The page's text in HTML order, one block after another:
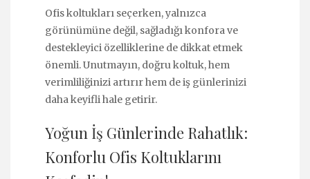
Ofis koltukları seçerken, yalnızca
görünümüne değil, sağladığı konfora ve
destekleyici özelliklerine de dikkat etmek
önemli. Unutmayın, doğru koltuk, hem
verimliliğinizi artırır hem de iş günlerinizi
daha keyifli hale getirir.
Yoğun İş Günlerinde Rahatlık:
Konforlu Ofis Koltuklarını